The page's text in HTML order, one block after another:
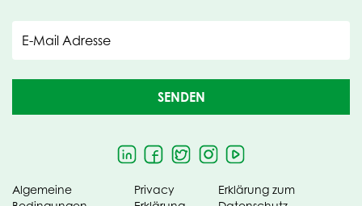
E-Mail Adresse
SENDEN
Algemeine
Privacy
Erklärung zum